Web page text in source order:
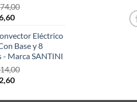
El
actual
es:
$942.456,60.
Eléctrico
Base y 8
- Marca SANTINI
El